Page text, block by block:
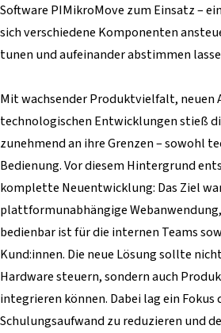
Software PIMikroMove zum Einsatz –
sich verschiedene Komponenten
tunen und aufeinander abstimmen
Mit wachsender Produktvielfalt, neuen
technologischen Entwicklungen stieß
zunehmend an ihre Grenzen – sowohl
Bedienung. Vor diesem Hintergrund
komplette Neuentwicklung: Das Ziel
plattformunabhängige
bedienbar ist für die internen Teams
Kund:innen. Die neue Lösung sollte
Hardware steuern, sondern auch
integrieren können. Dabei lag ein Fokus
Schulungsaufwand zu reduzieren und